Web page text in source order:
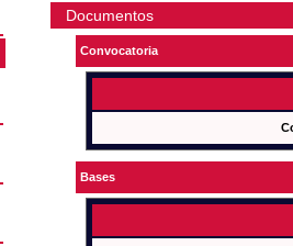
Documentos
Convocatoria
Bases